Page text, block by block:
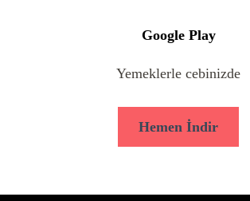
Google Play
Yemeklerle cebinizde
Hemen İndir